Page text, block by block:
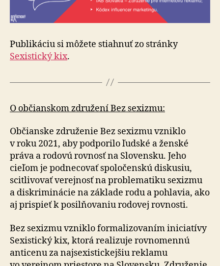
Publikáciu si môžete stiahnuť zo stránky
Sexistický kix.
O občianskom združení Bez sexizmu:
Občianske združenie Bez sexizmu vzniklo
v roku 2021, aby podporilo ľudské a ženské
práva a rodovú rovnosť na Slovensku. Jeho
cieľom je podnecovať spoločenskú diskusiu,
scitlivovať verejnosť na problematiku sexizmu
a diskriminácie na základe rodu a pohlavia, ako
aj prispieť k posilňovaniu rodovej rovnosti.
Bez sexizmu vzniklo formalizovaním iniciatívy
Sexistický kix, ktorá realizuje rovnomennú
anticenu za najsexistickejšiu reklamu